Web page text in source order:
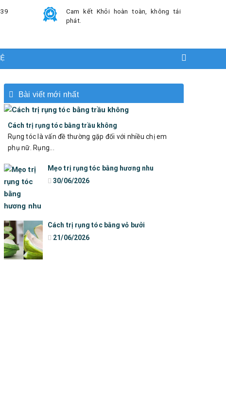
Cam kết Khỏi hoàn toàn, không tái
phát.
Bài viết mới nhất
Cách trị rụng tóc bằng trầu không
Rụng tóc là vấn đề thường gặp đối với nhiều chị em
phụ nữ. Rụng...
Mẹo trị rụng tóc bằng hương nhu
30/06/2026
Cách trị rụng tóc bằng vỏ bưởi
21/06/2026